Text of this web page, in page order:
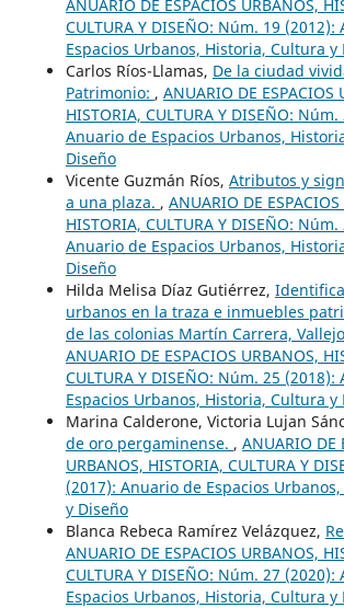
ANUARIO DE ESPACIOS URBANOS,
CULTURA Y DISEÑO: Núm. 19
Espacios Urbanos, Historia, Cultura y
Carlos Ríos-Llamas, De la ciudad
Patrimonio: , ANUARIO DE ESPACIOS
HISTORIA, CULTURA Y DISEÑO:
Anuario de Espacios Urbanos,
Diseño
Vicente Guzmán Ríos, Atributos y
a una plaza. , ANUARIO DE
HISTORIA, CULTURA Y DISEÑO:
Anuario de Espacios Urbanos,
Diseño
Hilda Melisa Díaz Gutiérrez,
urbanos en la traza e inmuebles
de las colonias Martín Carrera,
ANUARIO DE ESPACIOS URBANOS,
CULTURA Y DISEÑO: Núm. 25
Espacios Urbanos, Historia, Cultura y
Marina Calderone, Victoria Lujan
de oro pergaminense. , ANUARIO DE
URBANOS, HISTORIA, CULTURA Y
(2017): Anuario de Espacios
y Diseño
Blanca Rebeca Ramírez Velázquez,
ANUARIO DE ESPACIOS URBANOS,
CULTURA Y DISEÑO: Núm. 27
Espacios Urbanos, Historia, Cultura y